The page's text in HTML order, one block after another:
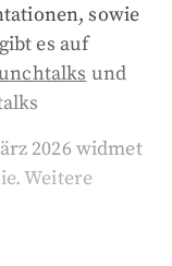
sowie
es auf
und
2026 widmet
Weitere